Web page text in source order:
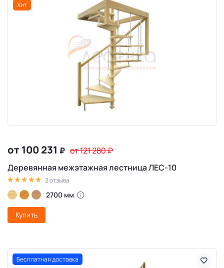
Хит
от 100 231 ₽ от 121 280₽
Деревянная межэтажная лестница ЛЕС-10
2 отзыва
2700 мм
Купить
Бесплатная доставка